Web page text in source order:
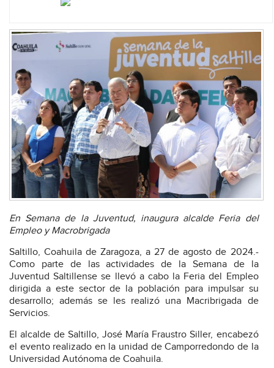
En Semana de la Juventud, inaugura alcalde Feria del
Empleo y Macrobrigada
Saltillo, Coahuila de Zaragoza, a 27 de agosto de 2024.-
Como parte de las actividades de la Semana de la
Juventud Saltillense se llevó a cabo la Feria del Empleo
dirigida a este sector de la población para impulsar su
desarrollo; además se les realizó una Macribrigada de
Servicios.
El alcalde de Saltillo, José María Fraustro Siller, encabezó
el evento realizado en la unidad de Camporredondo de la
Universidad Autónoma de Coahuila.